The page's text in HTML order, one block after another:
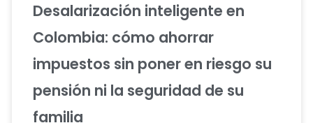
Desalarización inteligente en
Colombia: cómo ahorrar
impuestos sin poner en riesgo su
pensión ni la seguridad de su
familia